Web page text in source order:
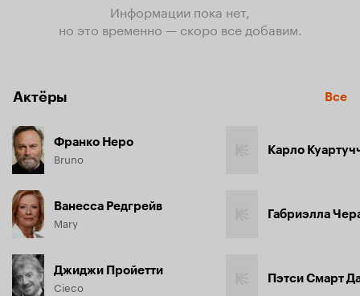
Информации пока нет,
но это временно — скоро все добавим.
Актёры Все
Франко Неро
Bruno
Ванесса Редгрейв
Mary
Джиджи Пройетти
Cieco
Карло
Габриэлла
Пэтси Смарт